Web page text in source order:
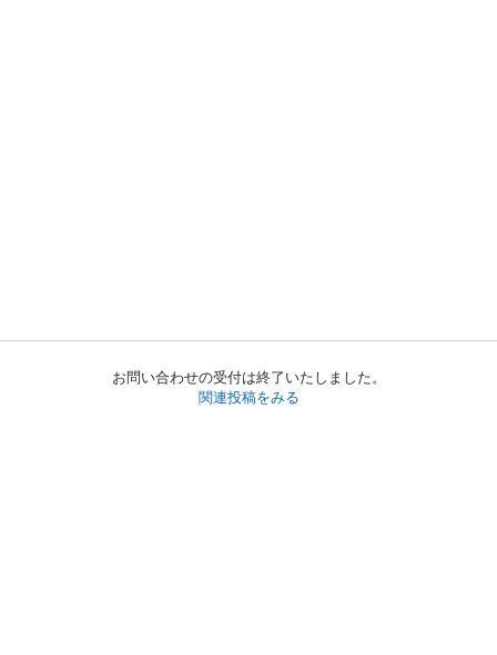
お問い合わせの受付は終了いたしました。
関連投稿をみる